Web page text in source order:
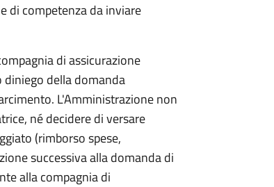
di competenza da inviare
di assicurazione
diniego della domanda
L'Amministrazione non
né decidere di versare
(rimborso spese,
successiva alla domanda di
alla compagnia di